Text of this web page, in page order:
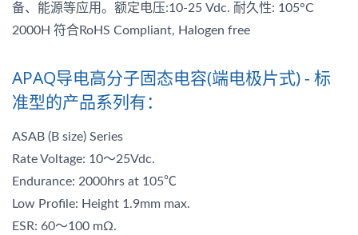
备、能源等应用。额定电压:10-25 Vdc. 耐久性: 105°C
2000H 符合RoHS Compliant, Halogen free
APAQ导电高分子固态电容(端电极片式) - 标
准型的产品系列有：
ASAB (B size) Series
Rate Voltage: 10～25Vdc.
Endurance: 2000hrs at 105℃
Low Profile: Height 1.9mm max.
ESR: 60～100 mΩ.